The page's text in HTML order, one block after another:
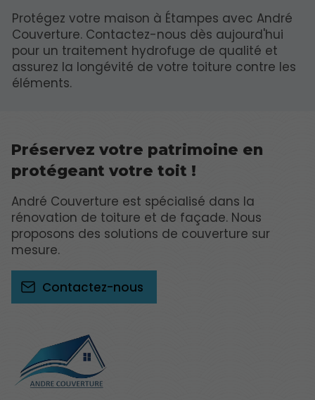
Protégez votre maison à Étampes avec André
Couverture. Contactez-nous dès aujourd'hui
pour un traitement hydrofuge de qualité et
assurez la longévité de votre toiture contre les
éléments.
Préservez votre patrimoine en
protégeant votre toit !
André Couverture est spécialisé dans la
rénovation de toiture et de façade. Nous
proposons des solutions de couverture sur
mesure.
Contactez-nous